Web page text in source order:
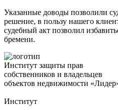
Указанные доводы позволили
решение, в пользу нашего
судебный акт позволил
бремени.
Институт защиты прав
собственников и владельцев
объектов недвижимости
Институт